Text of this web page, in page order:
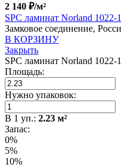
2 140 ₽/м²
SPC ламинат Norland 1022-
Замковое соединение,
В КОРЗИНУ
Закрыть
SPC ламинат Norland 1022-
Площадь:
Нужно упаковок:
В 1 уп.: 2.23 м²
Запас:
0%
5%
10%